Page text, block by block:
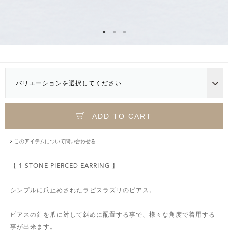
バリエーションを選択してください
ADD TO CART
このアイテムについて問い合わせる
【 1 STONE PIERCED EARRING 】
シンプルに爪止めされたラピスラズリのピアス。
ピアスの針を爪に対して斜めに配置する事で、様々な角度で着用する
事が出来ます。